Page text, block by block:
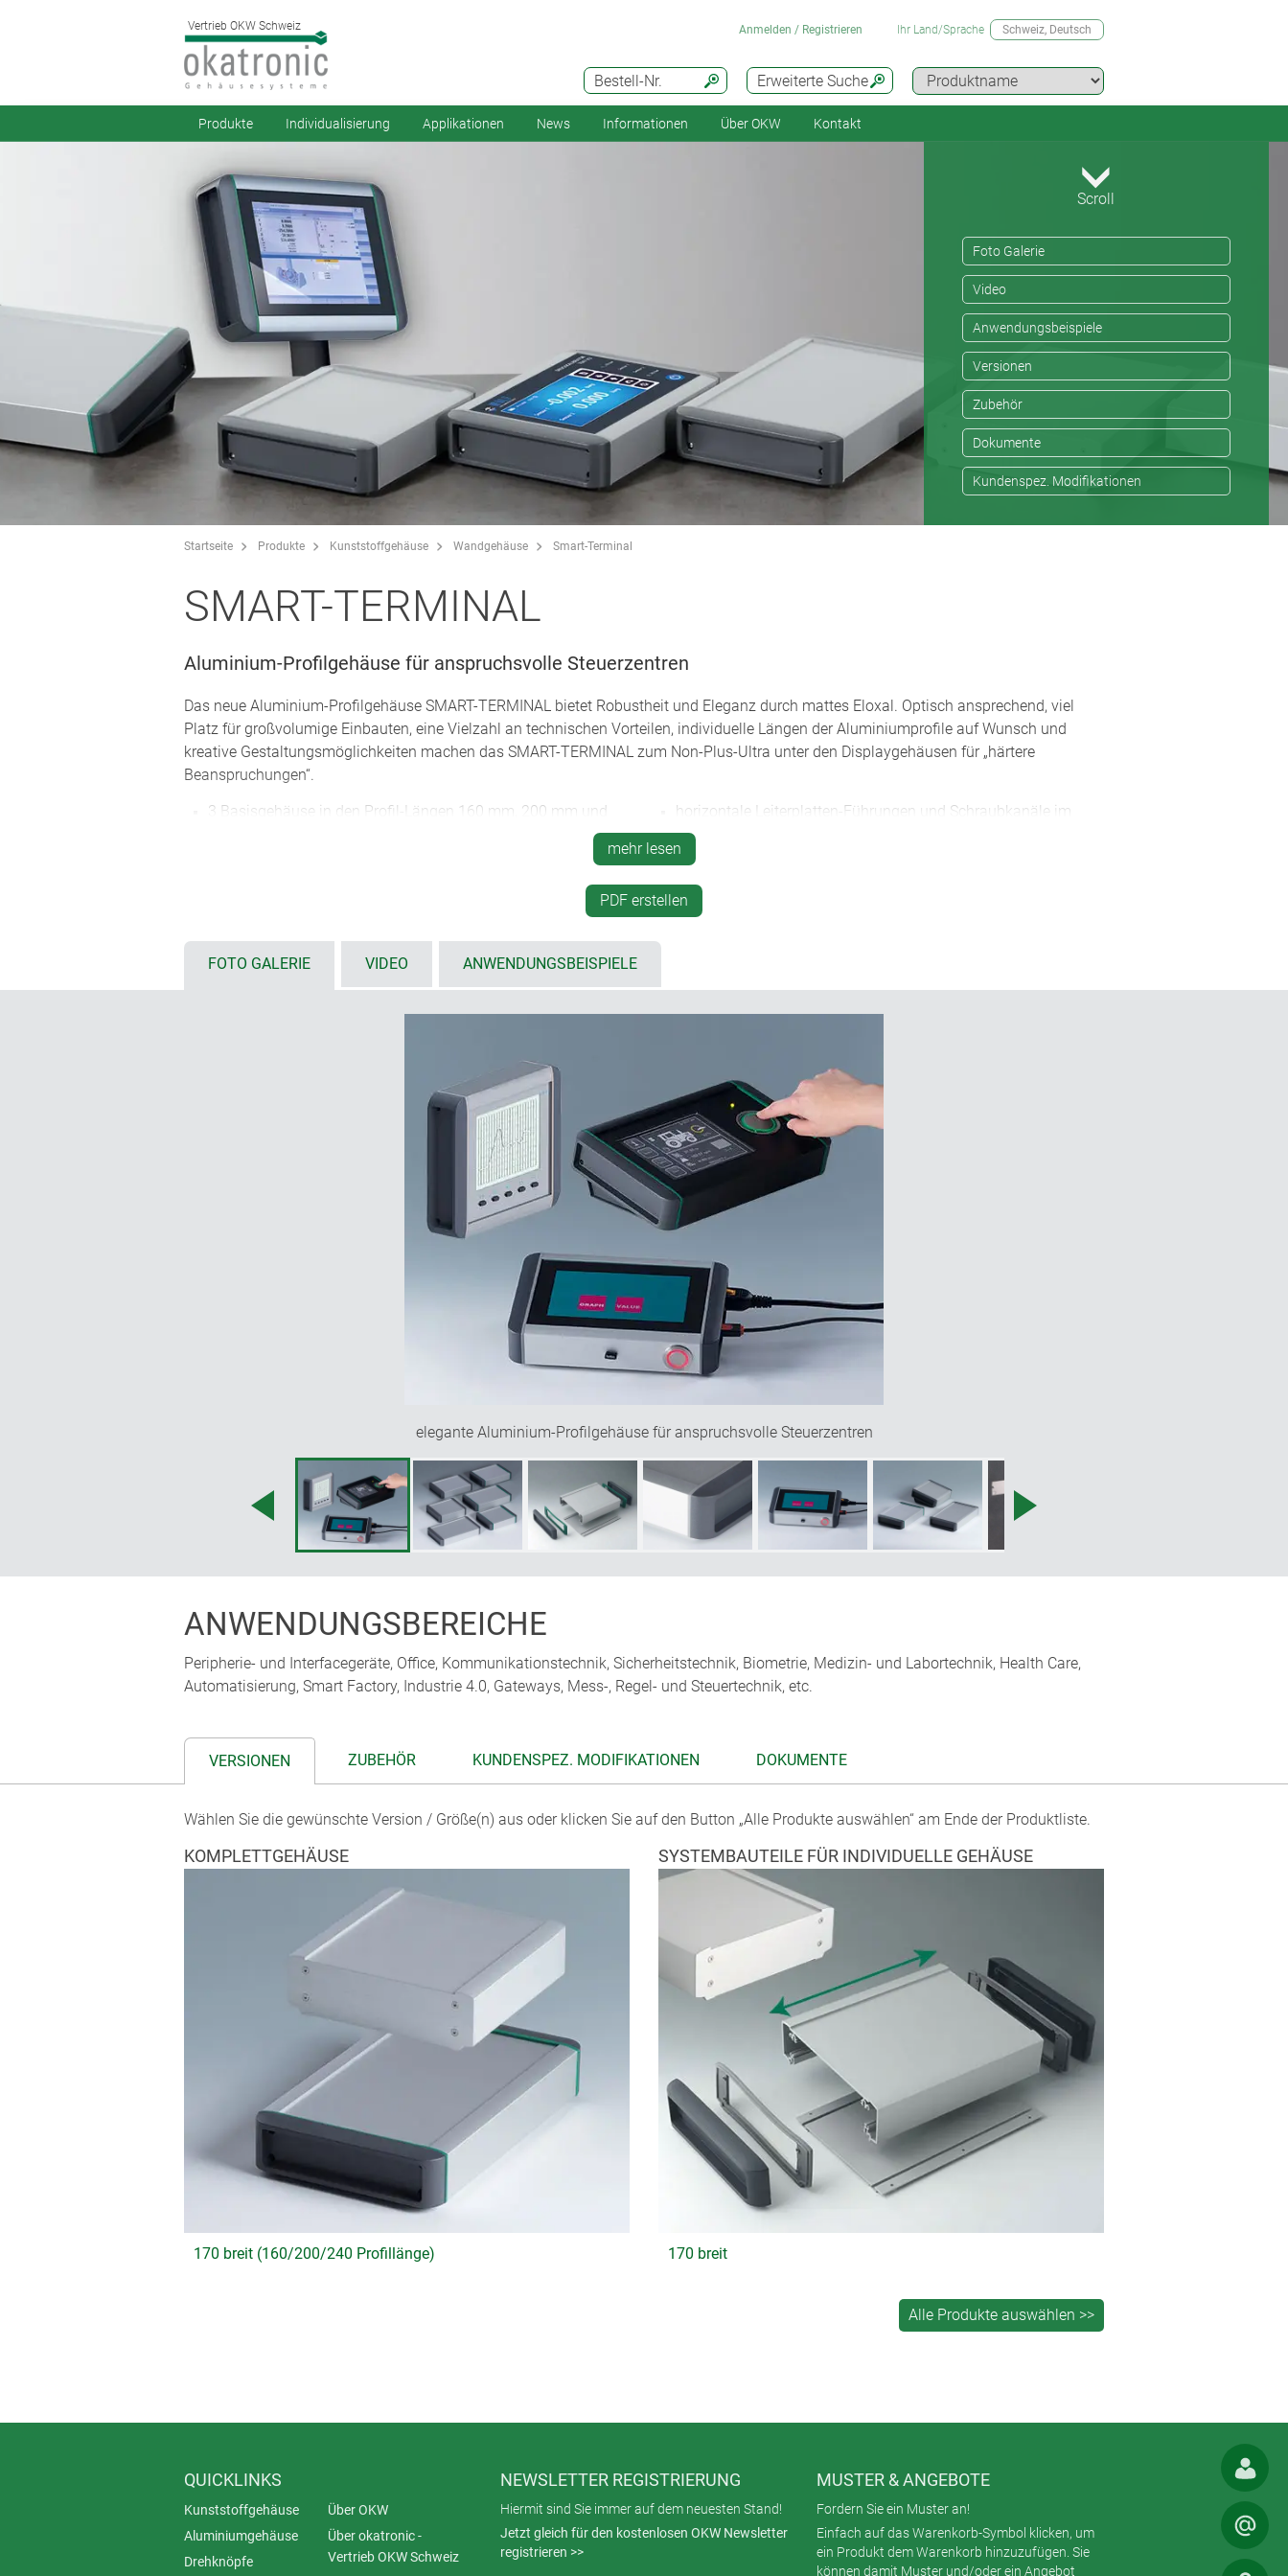
Vertrieb OKW Schweiz
Erweiterte Suche
Bestell-Nr.
Anmelden / Registrieren Ihr Land/Sprache Schweiz, Deutsch
Produkte Individualisierung Applikationen News Informationen Über OKW Kontakt
Scroll
Foto Galerie
Video
Anwendungsbeispiele
Versionen
Zubehör
Dokumente
Kundenspez. Modifikationen
Startseite Produkte Kunststoffgehäuse Wandgehäuse Smart-Terminal
SMART-TERMINAL
Aluminium-Profilgehäuse für anspruchsvolle Steuerzentren
Das neue Aluminium-Profilgehäuse SMART-TERMINAL bietet Robustheit und Eleganz durch mattes Eloxal. Optisch ansprechend, viel
Platz für großvolumige Einbauten, eine Vielzahl an technischen Vorteilen, individuelle Längen der Aluminiumprofile auf Wunsch und
kreative Gestaltungsmöglichkeiten machen das SMART-TERMINAL zum Non-Plus-Ultra unter den Displaygehäusen für „härtere
Beanspruchungen“.
3 Basisgehäuse in den Profil-Längen 160 mm, 200 mm und
240 mm (Gesamtlänge mit Abdeckkappen + 42 mm oder mit
Abdeckkappen in lava (ähnlich anthrazit) aus hochwertigem
Designdichtungen aus TPV-Material in vulkan oder grün
optional mit einfachen Aluplatten als seitliche Abschlüsse
(SMART-TERMINAL 160: 5,7"/14 cm; SMART-TERMINAL 200 &
horizontale Leiterplatten-Führungen und Schraubkanäle im
Gehäuse-Inneren
zweigeteiltes Aluminiumprofil erleichtert die Gehäusemontage
Sichtbereich
ergonomisch günstigen Ablesewinkel von 12°, Vierkantmuttern-
individuelle Profil-Längen auf Kundenwunsch - bitte anfragen
Designdichtungen und Abdeckkappen in anderen Farben als kreatives, optisches Merkmal ab 200 Stück auf Anfrage
Halterung nach VESA-Standard für das SMART-TERMINAL auf Anfrage
mehr lesen
PDF erstellen
FOTO GALERIE VIDEO ANWENDUNGSBEISPIELE
elegante Aluminium-Profilgehäuse für anspruchsvolle Steuerzentren
ANWENDUNGSBEREICHE
Peripherie- und Interfacegeräte, Office, Kommunikationstechnik, Sicherheitstechnik, Biometrie, Medizin- und Labortechnik, Health Care,
Automatisierung, Smart Factory, Industrie 4.0, Gateways, Mess-, Regel- und Steuertechnik, etc.
VERSIONEN ZUBEHÖR KUNDENSPEZ. MODIFIKATIONEN DOKUMENTE
Wählen Sie die gewünschte Version / Größe(n) aus oder klicken Sie auf den Button „Alle Produkte auswählen“ am Ende der Produktliste.
KOMPLETTGEHÄUSE
170 breit (160/200/240 Profillänge)
SYSTEMBAUTEILE FÜR INDIVIDUELLE GEHÄUSE
170 breit
QUICKLINKS
Kunststoffgehäuse
Aluminiumgehäuse
Drehknöpfe
Über OKW
Über okatronic -
Vertrieb OKW Schweiz
NEWSLETTER REGISTRIERUNG
Hiermit sind Sie immer auf dem neuesten Stand!
Jetzt gleich für den kostenlosen OKW Newsletter
registrieren >>
MUSTER & ANGEBOTE
Fordern Sie ein Muster an!
Einfach auf das Warenkorb-Symbol klicken, um
ein Produkt dem Warenkorb hinzuzufügen. Sie
können damit Muster und/oder ein Angebot